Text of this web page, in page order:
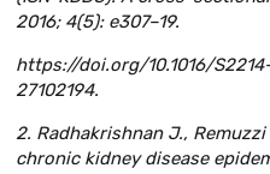
2016; 4(5): e307–19.
https://doi.org/10.1016/S2214-
27102194.
2. Radhakrishnan J.,
chronic kidney disease